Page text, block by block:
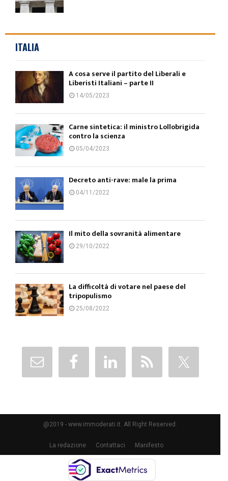
ITALIA
A cosa serve il partito del Liberali e
Liberisti Italiani – parte II
14/05/2023
Carne sintetica: il ministro Lollobrigida
contro la scienza
05/04/2023
Decreto anti-rave: male la prima
04/11/2022
Il mito della sovranità alimentare
29/10/2022
La difficoltà di votare nel paese del
tripopulismo
25/08/2022
@2019 - www.immoderati.it. All Right Reserved.
La redazione Contattaci Manifesto